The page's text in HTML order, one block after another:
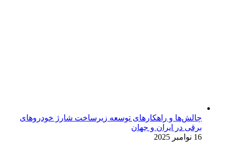
چالش‌ها و راهکارهای توسعه زیرساخت شارژ خودروهای
برقی در ایران و جهان
16 نوامبر 2025